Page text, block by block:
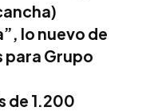
lo nuevo de
para Grupo
de 1.200